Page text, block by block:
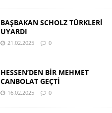
BAŞBAKAN SCHOLZ TÜRKLERİ
UYARDI
21.02.2025 0
HESSEN’DEN BİR MEHMET
CANBOLAT GEÇTİ
16.02.2025 0